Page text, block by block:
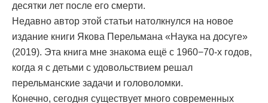
десятки лет после его смерти.
Недавно автор этой статьи натолкнулся на новое
издание книги Якова Перельмана «Наука на досуге»
(2019). Эта книга мне знакома ещё с 1960−70-х годов,
когда я с детьми с удовольствием решал
перельманские задачи и головоломки.
Конечно, сегодня существует много современных